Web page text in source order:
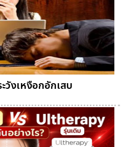
วังเหงือกอักเสบ